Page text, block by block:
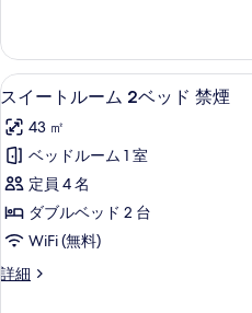
べ
て
の
写
真
を
表
示
す
詳
細
ー
ム
2
ベ
ッ
ド
バ
リ
ア
ス
ツ
イ
ル
ー
ム
2
ベ
ッ
ド
バ
ス
イ
ー
ト
ル
ー
2
12
スイートルーム 2ベッド 禁煙
43 ㎡
ベッドルーム 1 室
定員 4 名
ダブルベッド 2 台
WiFi (無料)
詳細
ス